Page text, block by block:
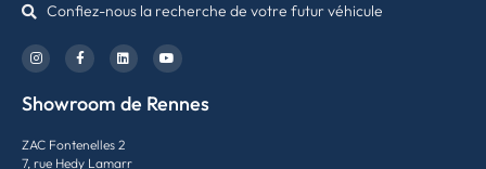
Confiez-nous la recherche de votre futur véhicule
Showroom de Rennes
ZAC Fontenelles 2
7, rue Hedy Lamarr